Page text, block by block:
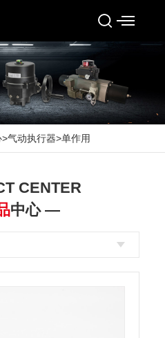
>气动执行器>单作用
CENTER
中心 —